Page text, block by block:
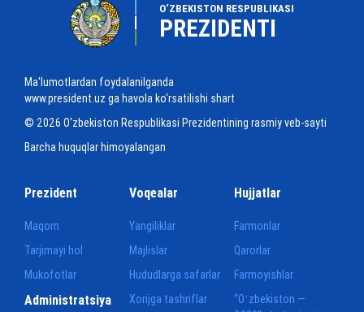
O‘ZBEKISTON RESPUBLIKASI
PREZIDENTI
Ma'lumotlardan foydalanilganda
www.president.uz ga havola ko‘rsatilishi shart
© 2026 O‘zbekiston Respublikasi Prezidentining rasmiy veb-sayti
Barcha huquqlar himoyalangan
Prezident
Maqom
Tarjimayi hol
Mukofotlar
Voqealar
Yangiliklar
Majlislar
Hududlarga safarlar
Xorijga tashriflar
Hujjatlar
Farmonlar
Qarorlar
Farmoyishlar
“Oʻzbekiston —
Administratsiya